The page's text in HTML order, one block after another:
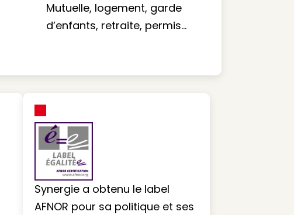
Mutuelle, logement, garde
d’enfants, retraite, permis…
Synergie a obtenu le label
AFNOR pour sa politique et ses